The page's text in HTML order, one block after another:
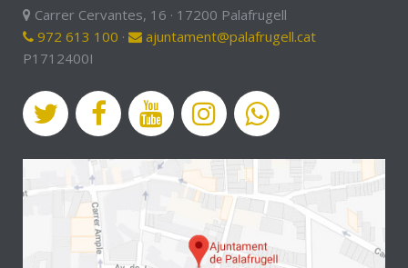
Carrer Cervantes, 16 · 17200 Palafrugell
972 613 100 ·
ajuntament@palafrugell.cat
P1712400I